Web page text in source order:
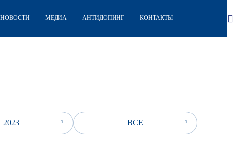
НОВОСТИ МЕДИА АНТИДОПИНГ КОНТАКТЫ
2023 ВСЕ